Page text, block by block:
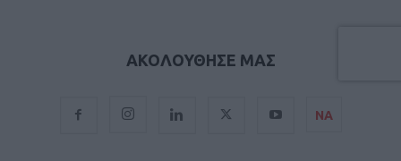
ΑΚΟΛΟΥΘΗΣΕ ΜΑΣ
ΝΑ